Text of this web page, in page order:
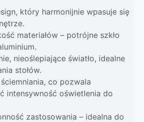
który harmonijnie wpasuje się
materiałów – potrójne szkło
nieoślepiające światło, idealne
stołów.
co pozwala
intensywność oświetlenia do
zastosowania – idealna do